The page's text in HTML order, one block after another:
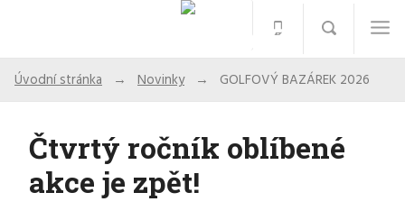
Úvodní stránka Novinky GOLFOVÝ BAZÁREK 2026
Čtvrtý ročník oblíbené
akce je zpět!